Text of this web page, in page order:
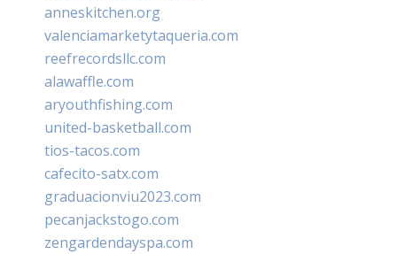
anneskitchen.org
valenciamarketytaqueria.com
reefrecordsllc.com
alawaffle.com
aryouthfishing.com
united-basketball.com
tios-tacos.com
cafecito-satx.com
graduacionviu2023.com
pecanjackstogo.com
zengardendayspa.com